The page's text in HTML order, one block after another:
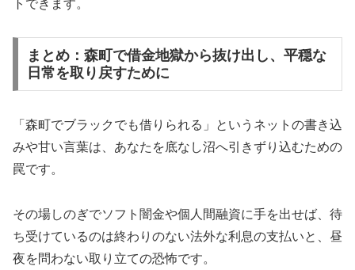
トできます。
まとめ：森町で借金地獄から抜け出し、平穏な
日常を取り戻すために
「森町でブラックでも借りられる」というネットの書き込
みや甘い言葉は、あなたを底なし沼へ引きずり込むための
罠です。
その場しのぎでソフト闇金や個人間融資に手を出せば、待
ち受けているのは終わりのない法外な利息の支払いと、昼
夜を問わない取り立ての恐怖です。